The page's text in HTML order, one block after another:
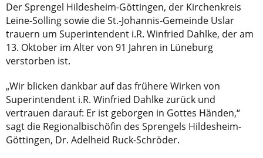
Der Sprengel Hildesheim-Göttingen, der Kirchenkreis
Leine-Solling sowie die St.-Johannis-Gemeinde Uslar
trauern um Superintendent i.R. Winfried Dahlke, der am
13. Oktober im Alter von 91 Jahren in Lüneburg
verstorben ist.
„Wir blicken dankbar auf das frühere Wirken von
Superintendent i.R. Winfried Dahlke zurück und
vertrauen darauf: Er ist geborgen in Gottes Händen,“
sagt die Regionalbischöfin des Sprengels Hildesheim-
Göttingen, Dr. Adelheid Ruck-Schröder.